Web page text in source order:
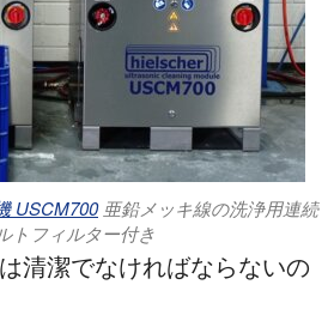
USCM700亜鉛メッキ線の洗浄用連続
トフィルター付き
清潔でなければならないの